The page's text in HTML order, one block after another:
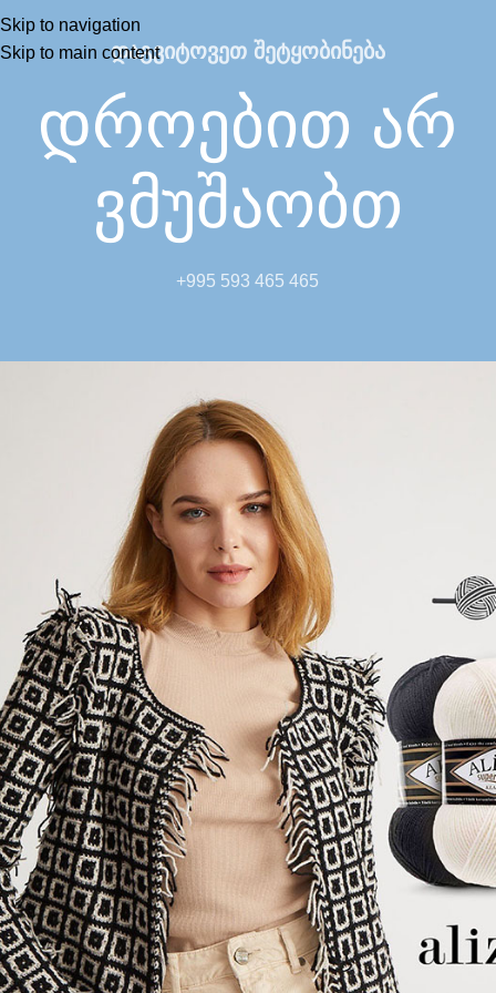
Skip to navigation
Skip to main contentდაგვიტოვეთ შეტყობინება
დროებით არ
ვმუშაობთ
+995 593 465 465